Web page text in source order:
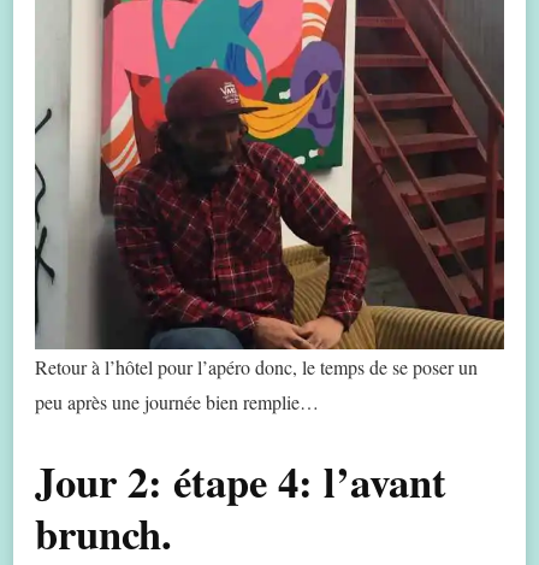
Retour à l’hôtel pour l’apéro donc, le temps de se poser un
peu après une journée bien remplie…
Jour 2: étape 4: l’avant
brunch.